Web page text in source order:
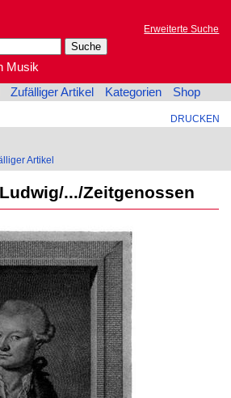
Erweiterte Suche
Musik
Zufälliger Artikel Kategorien Shop
DRUCKEN
Artikel
.../Zeitgenossen